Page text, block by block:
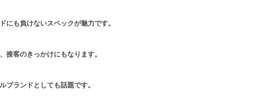
も負けないスペックが魅力です。
接客のきっかけにもなります。
ブランドとしても話題です。